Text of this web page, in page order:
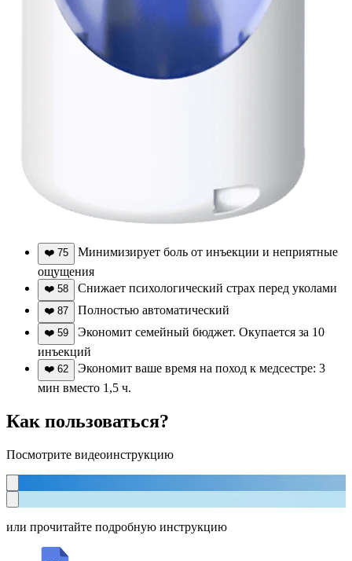
❤️ 75
Минимизирует боль от инъекции и неприятные
ощущения
❤️ 58 Снижает психологический страх перед уколами
❤️ 87 Полностью автоматический
❤️ 59
Экономит семейный бюджет. Окупается за 10
инъекций
❤️ 62
Экономит ваше время на поход к медсестре: 3
мин вместо 1,5 ч.
Как пользоваться?
Посмотрите видеоинструкцию
или прочитайте подробную инструкцию